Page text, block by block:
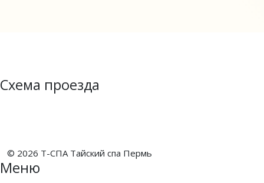
Схема проезда
© 2026 Т-СПА Тайский спа Пермь
Меню